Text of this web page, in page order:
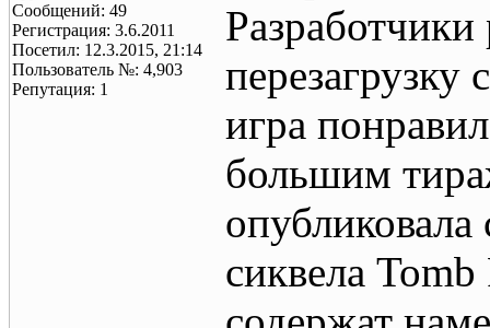
Сообщений: 49
Регистрация: 3.6.2011
Посетил: 12.3.2015, 21:14
Пользователь №: 4,903
Репутация: 1
перезагрузку
игра
большим
опубликовала
сиквела